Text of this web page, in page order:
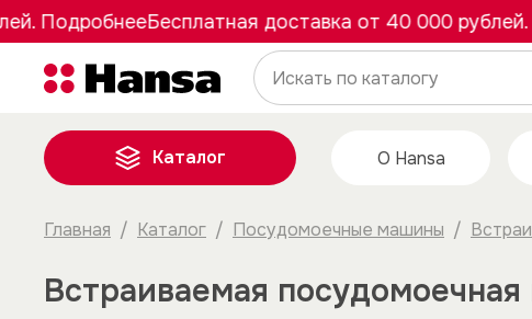
Бесплатная доставка от 40 000 рублей.
Каталог О Hansa
Главная Каталог Посудомоечные машины
Встраиваемая